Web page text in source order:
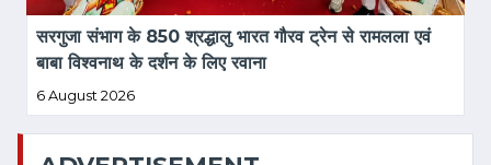
सरगुजा संभाग के 850 श्रद्धालु भारत गौरव ट्रेन से रामलला एवं
बाबा विश्वनाथ के दर्शन के लिए रवाना
6 August 2026